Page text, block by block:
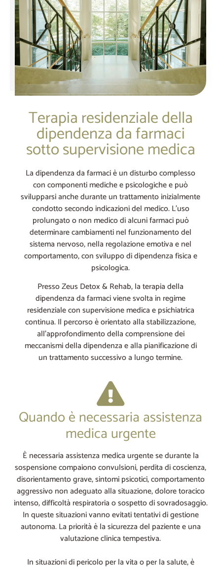
Terapia residenziale della
dipendenza da farmaci
sotto supervisione medica
La dipendenza da farmaci è un disturbo complesso
con componenti mediche e psicologiche e può
svilupparsi anche durante un trattamento inizialmente
condotto secondo indicazioni del medico. L’uso
prolungato o non medico di alcuni farmaci può
determinare cambiamenti nel funzionamento del
sistema nervoso, nella regolazione emotiva e nel
comportamento, con sviluppo di dipendenza fisica e
psicologica.
Presso Zeus Detox & Rehab, la terapia della
dipendenza da farmaci viene svolta in regime
residenziale con supervisione medica e psichiatrica
continua. Il percorso è orientato alla stabilizzazione,
all’approfondimento della comprensione dei
meccanismi della dipendenza e alla pianificazione di
un trattamento successivo a lungo termine.
Quando è necessaria assistenza
medica urgente
È necessaria assistenza medica urgente se durante la
sospensione compaiono convulsioni, perdita di coscienza,
disorientamento grave, sintomi psicotici, comportamento
aggressivo non adeguato alla situazione, dolore toracico
intenso, difficoltà respiratoria o sospetto di sovradosaggio.
In queste situazioni vanno evitati tentativi di gestione
autonoma. La priorità è la sicurezza del paziente e una
valutazione clinica tempestiva.
In situazioni di pericolo per la vita o per la salute, è